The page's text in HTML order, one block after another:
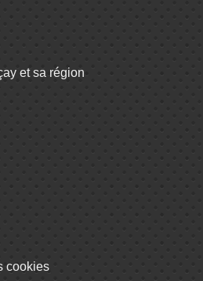
et sa région
cookies